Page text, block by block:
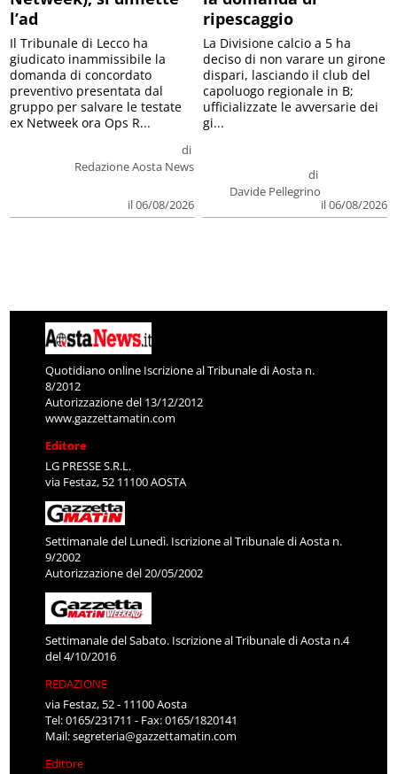
l’ad
di
Redazione Aosta News
il 06/08/2026
Il Tribunale di Lecco ha
giudicato inammissibile la
domanda di concordato
preventivo presentata dal
gruppo per salvare le testate
ex Netweek ora Ops R...
ripescaggio
di
Davide Pellegrino
il 06/08/2026
La Divisione calcio a 5 ha
deciso di non varare un girone
dispari, lasciando il club del
capoluogo regionale in B;
ufficializzate le avversarie dei
gi...
Quotidiano online Iscrizione al Tribunale di Aosta n.
8/2012
Autorizzazione del 13/12/2012
www.gazzettamatin.com
Editore
LG PRESSE S.R.L.
via Festaz, 52 11100 AOSTA
Settimanale del Lunedì. Iscrizione al Tribunale di Aosta n.
9/2002
Autorizzazione del 20/05/2002
Settimanale del Sabato. Iscrizione al Tribunale di Aosta n.4
del 4/10/2016
REDAZIONE
via Festaz, 52 - 11100 Aosta
Tel: 0165/231711 - Fax: 0165/1820141
Mail:segreteria@gazzettamatin.com
Editore